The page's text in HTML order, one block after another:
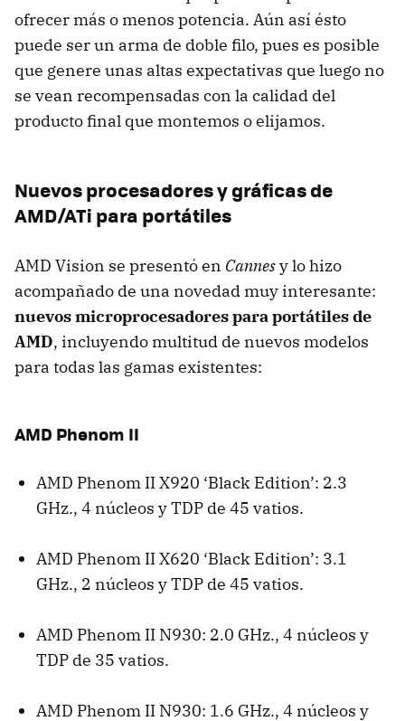
ofrecer más o menos potencia. Aún así ésto
puede ser un arma de doble filo, pues es posible
que genere unas altas expectativas que luego no
se vean recompensadas con la calidad del
producto final que montemos o elijamos.
Nuevos procesadores y gráficas de
AMD/ATi para portátiles
AMD Vision se presentó en Cannesy lo hizo
acompañado de una novedad muy interesante:
nuevos microprocesadores para portátiles de
AMD, incluyendo multitud de nuevos modelos
para todas las gamas existentes:
AMD Phenom II
AMD Phenom II X920 ‘Black Edition’: 2.3
GHz., 4 núcleos yTDP de 45 vatios.
AMD Phenom II X620 ‘Black Edition’: 3.1
GHz., 2 núcleos yTDP de 45 vatios.
AMD Phenom II N930: 2.0 GHz., 4 núcleos y
TDP de 35 vatios.
AMD Phenom II N930: 1.6 GHz., 4 núcleos y